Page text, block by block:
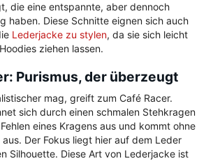
die eine entspannte, aber dennoch
haben. Diese Schnitte eignen sich auch
Lederjacke zu stylen, da sie sich leicht
ziehen lassen.
Purismus, der überzeugt
mag, greift zum Café Racer.
sich durch einen schmalen Stehkragen
eines Kragens aus und kommt ohne
Der Fokus liegt hier auf dem Leder
Silhouette. Diese Art von Lederjacke ist